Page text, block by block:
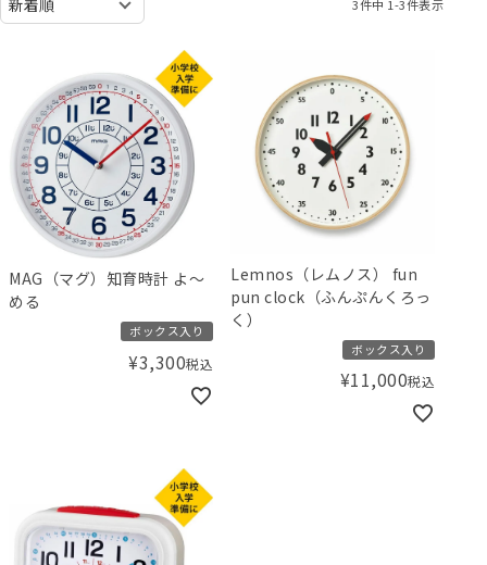
3件中 1-3件表示
MAG（マグ）知育時計 よ～
める
ボックス入り
¥3,300税込
Lemnos（レムノス） fun
pun clock（ふんぷんくろっ
く）
ボックス入り
¥11,000税込